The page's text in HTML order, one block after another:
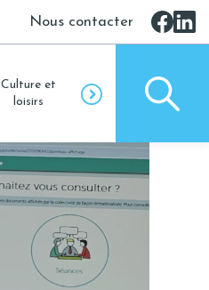
Nous contacter
Culture et
loisirs